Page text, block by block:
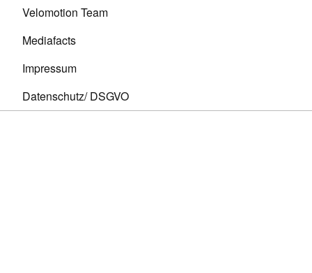
Velomotion Team
Mediafacts
Impressum
Datenschutz/ DSGVO